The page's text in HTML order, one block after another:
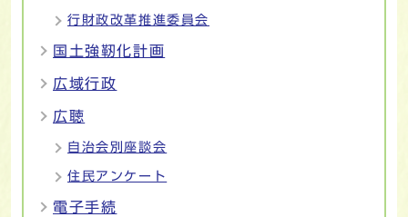
行財政改革推進委員会
国土強靭化計画
広域行政
広聴
自治会別座談会
住民アンケート
電子手続